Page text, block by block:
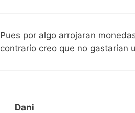
Pues por algo arrojaran
contrario creo que no gastarian
Dani